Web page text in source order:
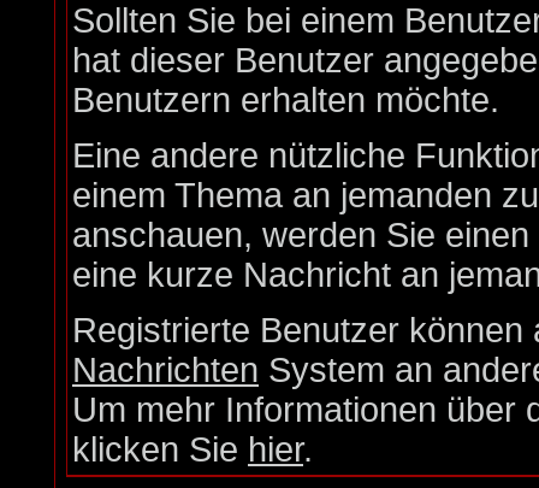
Sollten Sie bei einem
hat dieser Benutzer
Benutzern erhalten möchte.
Eine andere nützliche
einem Thema an jemanden
anschauen, werden Sie
eine kurze Nachricht an
Registrierte Benutzer
Nachrichten System an
Um mehr Informationen über
klicken Sie hier.